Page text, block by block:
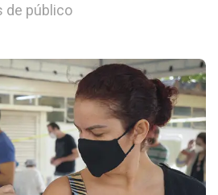
de público